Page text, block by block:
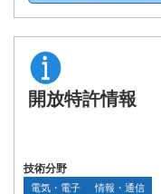
開放特許情報
技術分野
電気・電子 情報・通信